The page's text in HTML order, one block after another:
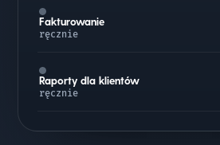
Fakturowanie
ręcznie
Raporty dla klientów
ręcznie